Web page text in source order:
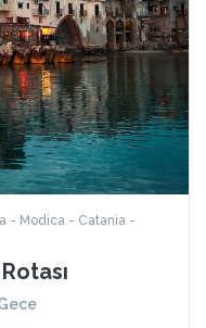
- Modica - Catania -